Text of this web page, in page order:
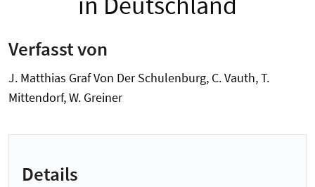
Verfasst von
J. Matthias Graf Von Der Schulenburg, C. Vauth, T.
Mittendorf, W. Greiner
Details